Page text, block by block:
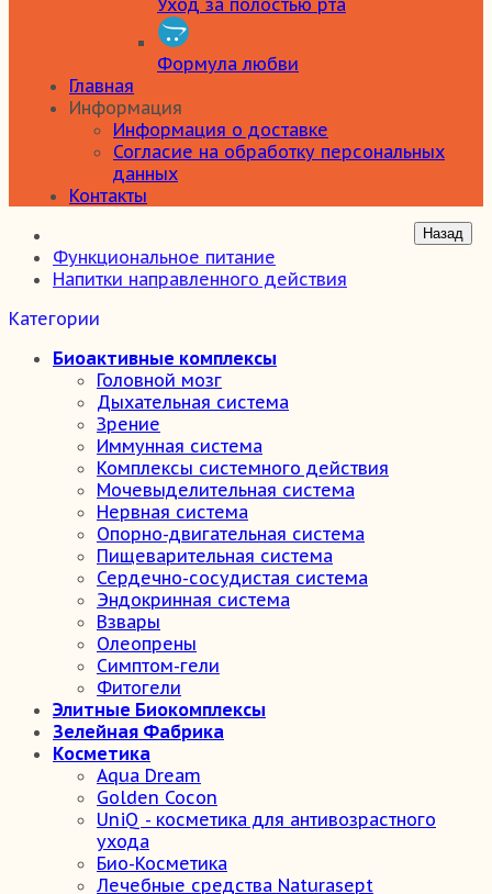
Уход за полостью рта
Формула любви
Главная
Информация
Информация о доставке
Согласие на обработку персональных
данных
Контакты
Функциональное питание
Напитки направленного действия
Категории
Биоактивные комплексы
Головной мозг
Дыхательная система
Зрение
Иммунная система
Комплексы системного действия
Мочевыделительная система
Нервная система
Опорно-двигательная система
Пищеварительная система
Сердечно-сосудистая система
Эндокринная система
Взвары
Олеопрены
Симптом-гели
Фитогели
Элитные Биокомплексы
Зелейная Фабрика
Косметика
Aqua Dream
Golden Cocon
UniQ - косметика для антивозрастного
ухода
Био-Косметика
Лечебные средства Naturasept